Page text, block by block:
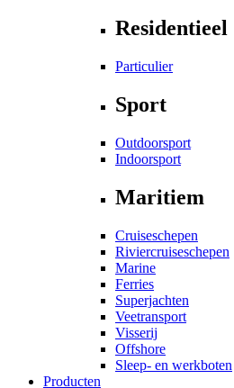
Residentieel
Particulier
Sport
Outdoorsport
Indoorsport
Maritiem
Cruiseschepen
Riviercruiseschepen
Marine
Ferries
Superjachten
Veetransport
Visserij
Offshore
Sleep- en werkboten
Producten